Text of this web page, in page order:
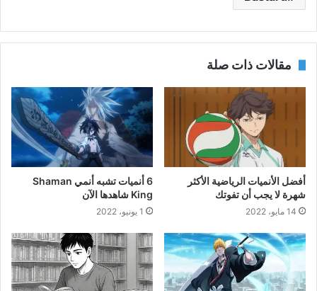
مقالات ذات صلة
أفضل الأنميات الرياضية الأكثر
شهرة لا يجب أن تفوتك
14 مايو، 2022
6 أنميات تشبه أنمي Shaman
King شاهدها الآن
1 يونيو، 2022